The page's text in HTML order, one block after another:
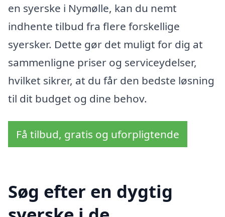
en syerske i Nymølle, kan du nemt
indhente tilbud fra flere forskellige
syersker. Dette gør det muligt for dig at
sammenligne priser og serviceydelser,
hvilket sikrer, at du får den bedste løsning
til dit budget og dine behov.
Få tilbud, gratis og uforpligtende
Søg efter en dygtig